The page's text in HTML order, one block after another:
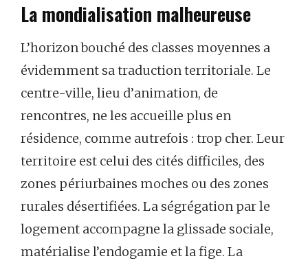
La mondialisation malheureuse
L’horizon bouché des classes moyennes a
évidemment sa traduction territoriale. Le
centre-ville, lieu d’animation, de
rencontres, ne les accueille plus en
résidence, comme autrefois : trop cher. Leur
territoire est celui des cités difficiles, des
zones périurbaines moches ou des zones
rurales désertifiées. La ségrégation par le
logement accompagne la glissade sociale,
matérialise l’endogamie et la fige. La